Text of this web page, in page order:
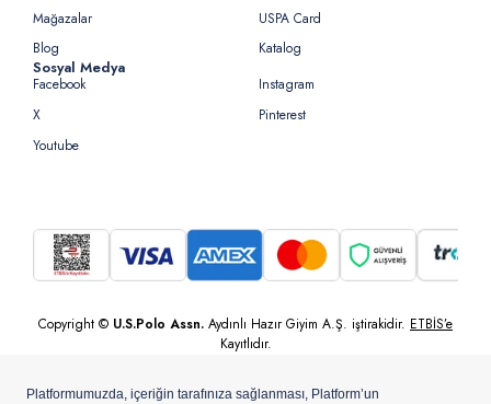
Mağazalar
USPA Card
Blog
Katalog
Sosyal Medya
Facebook
Instagram
X
Pinterest
Youtube
Copyright © U.S.Polo Assn. Aydınlı Hazır Giyim A.Ş. iştirakidir. ETBİS’e
Kayıtlıdır.